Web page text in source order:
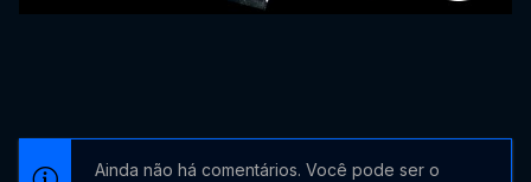
Ainda não há comentários. Você pode ser o